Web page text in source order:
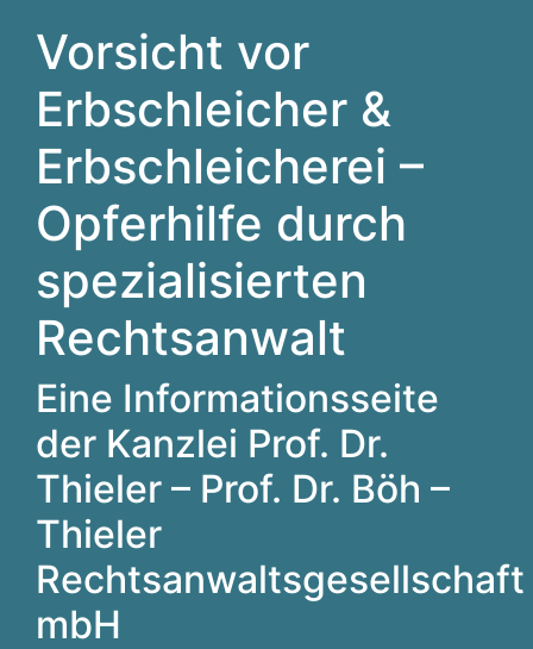
Vorsicht vor
Erbschleicher &
Erbschleicherei –
Opferhilfe durch
spezialisierten
Rechtsanwalt
Eine Informationsseite
der Kanzlei Prof. Dr.
Thieler – Prof. Dr. Böh –
Thieler
Rechtsanwaltsgesellschaft
mbH